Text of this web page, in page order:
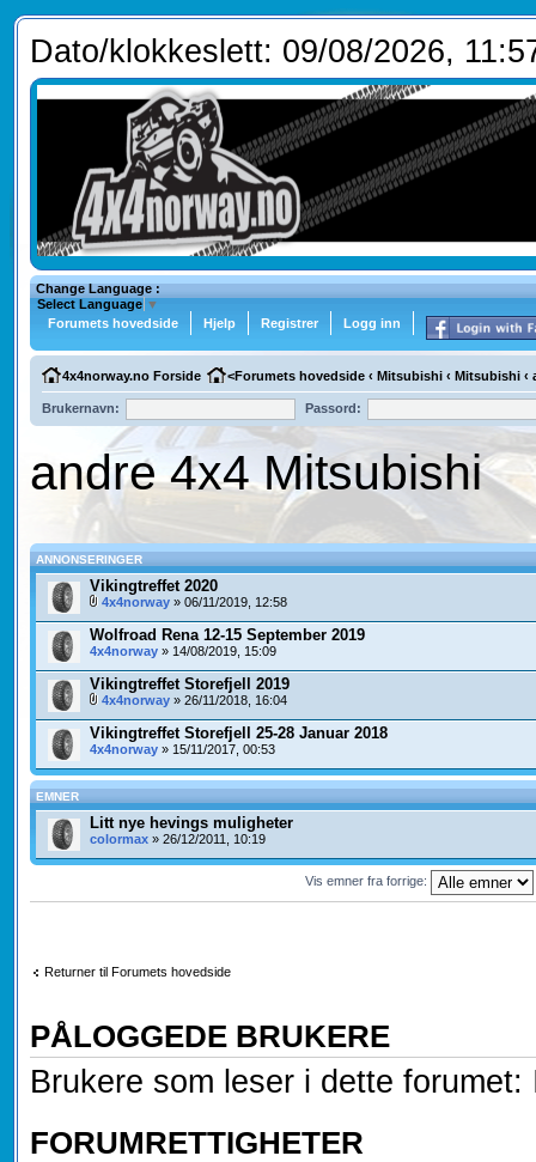
Dato/klokkeslett: 09/08/2026,
Change Language :
Select Language ▼
Forumets hovedside
Hjelp Registrer Logg inn
4x4norway.no Forside <Forumets hovedside ‹ Mitsubishi ‹ Mitsubishi ‹
Brukernavn: Passord:
andre 4x4 Mitsubishi
ANNONSERINGER
Vikingtreffet 2020
4x4norway» 06/11/2019, 12:58
Wolfroad Rena 12-15 September 2019
4x4norway» 14/08/2019, 15:09
Vikingtreffet Storefjell 2019
4x4norway» 26/11/2018, 16:04
Vikingtreffet Storefjell 25-28 Januar 2018
4x4norway» 15/11/2017, 00:53
EMNER
Litt nye hevings muligheter
colormax» 26/12/2011, 10:19
Vis emner fra forrige:
Returner til Forumets hovedside
PÅLOGGEDE BRUKERE
Brukere som leser i dette
FORUMRETTIGHETER